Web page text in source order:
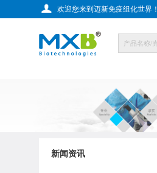
欢迎您来到迈新免疫组化世界！
新闻资讯